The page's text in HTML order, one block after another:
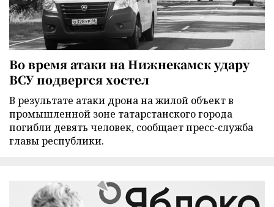
Во время атаки на Нижнекамск удару
ВСУ подвергся хостел
В результате атаки дрона на жилой объект в
промышленной зоне татарстанского города
погибли девять человек, сообщает пресс-служба
главы республики.